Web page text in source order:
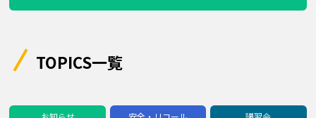
TOPICS一覧